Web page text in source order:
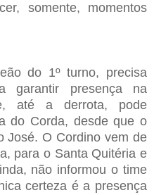
somente, momentos
do 1º turno, precisa
garantir presença na
até a derrota, pode
do Corda, desde que o
José. O Cordino vem de
para o Santa Quitéria e
não informou o time
certeza é a presença